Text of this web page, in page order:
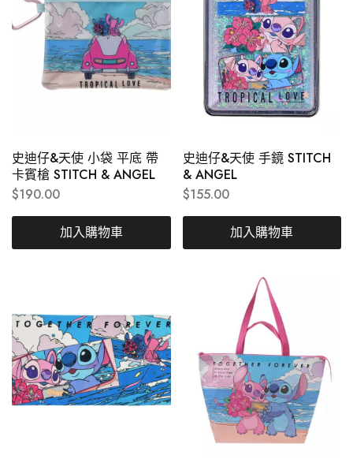
史迪仔&天使 小袋 平底 帶
卡賓槍 STITCH & ANGEL
$190.00
加入購物車
史迪仔&天使 手鏡 STITCH
& ANGEL
$155.00
加入購物車